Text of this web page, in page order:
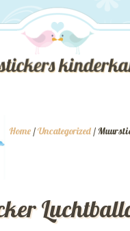
Home /Uncategorized /